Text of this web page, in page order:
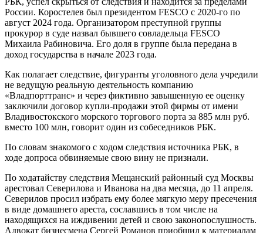
России. Коростелев был президентом FESCO с 2020-го по
август 2024 года. Организатором преступной группы
прокурор в суде назвал бывшего совладельца FESCO
Михаила Рабиновича. Его доля в группе была передана в
доход государства в начале 2023 года.
Как полагает следствие, фигуранты уголовного дела учредили
не ведущую реальную деятельность компанию
«Владпорттранс» и через фиктивно завышенную ее оценку
заключили договор купли-продажи этой фирмы от имени
Владивостокского морского торгового порта за 885 млн руб.
вместо 100 млн, говорит один из собеседников РБК.
По словам знакомого с ходом следствия источника РБК, в
ходе допроса обвиняемые свою вину не признали.
По ходатайству следствия Мещанский районный суд Москвы
арестовал Северилова и Иванова на два месяца, до 11 апреля.
Северилов просил избрать ему более мягкую меру пресечения
в виде домашнего ареста, сославшись в том числе на
находящихся на иждивении детей и свою законопослушность.
Адвокат бизнесмена Сергей Романов приобщил к материалам